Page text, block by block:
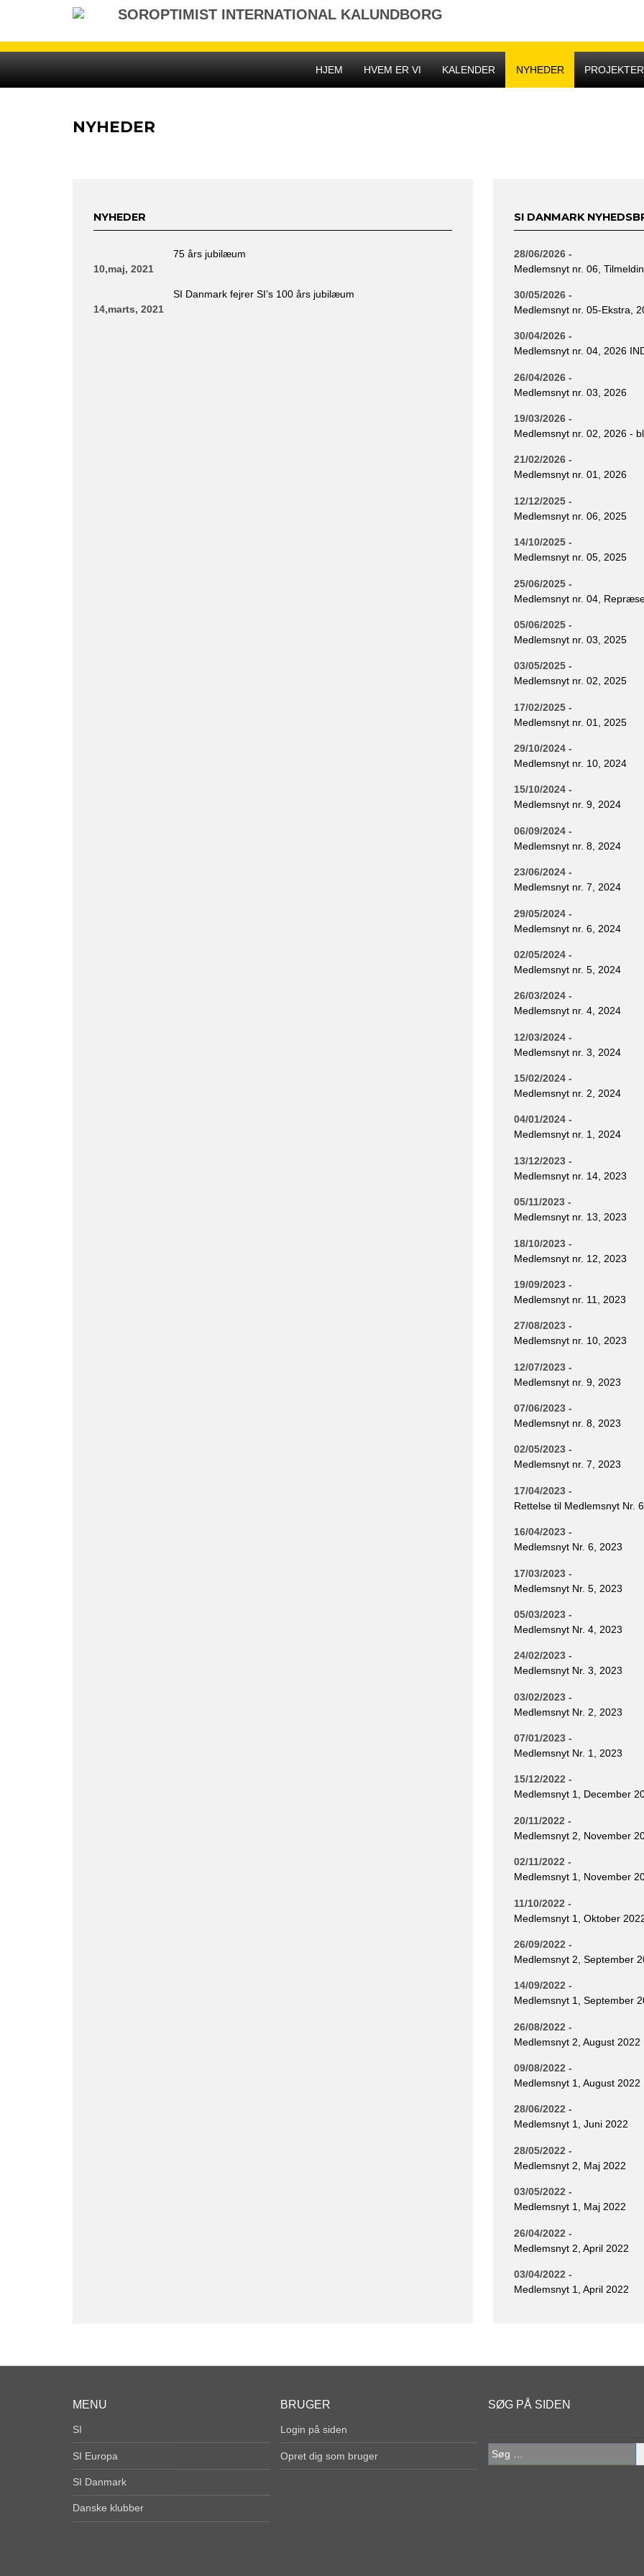
SOROPTIMIST INTERNATIONAL KALUNDBORG
HJEM
HVEM ER VI KALENDER NYHEDER PROJEKTER
NYHEDER
NYHEDER
75 års jubilæum
10,maj, 2021
SI Danmark fejrer SI’s 100 års jubilæum
14,marts, 2021
SI DANMARK
28/06/2026 -
Medlemsnyt nr. 06,
30/05/2026 -
Medlemsnyt nr. 05-Ekstra,
30/04/2026 -
Medlemsnyt nr. 04, 2026
26/04/2026 -
Medlemsnyt nr. 03, 2026
19/03/2026 -
Medlemsnyt nr. 02, 2026 -
21/02/2026 -
Medlemsnyt nr. 01, 2026
12/12/2025 -
Medlemsnyt nr. 06, 2025
14/10/2025 -
Medlemsnyt nr. 05, 2025
25/06/2025 -
Medlemsnyt nr. 04,
05/06/2025 -
Medlemsnyt nr. 03, 2025
03/05/2025 -
Medlemsnyt nr. 02, 2025
17/02/2025 -
Medlemsnyt nr. 01, 2025
29/10/2024 -
Medlemsnyt nr. 10, 2024
15/10/2024 -
Medlemsnyt nr. 9, 2024
06/09/2024 -
Medlemsnyt nr. 8, 2024
23/06/2024 -
Medlemsnyt nr. 7, 2024
29/05/2024 -
Medlemsnyt nr. 6, 2024
02/05/2024 -
Medlemsnyt nr. 5, 2024
26/03/2024 -
Medlemsnyt nr. 4, 2024
12/03/2024 -
Medlemsnyt nr. 3, 2024
15/02/2024 -
Medlemsnyt nr. 2, 2024
04/01/2024 -
Medlemsnyt nr. 1, 2024
13/12/2023 -
Medlemsnyt nr. 14, 2023
05/11/2023 -
Medlemsnyt nr. 13, 2023
18/10/2023 -
Medlemsnyt nr. 12, 2023
19/09/2023 -
Medlemsnyt nr. 11, 2023
27/08/2023 -
Medlemsnyt nr. 10, 2023
12/07/2023 -
Medlemsnyt nr. 9, 2023
07/06/2023 -
Medlemsnyt nr. 8, 2023
02/05/2023 -
Medlemsnyt nr. 7, 2023
17/04/2023 -
Rettelse til Medlemsnyt Nr.
16/04/2023 -
Medlemsnyt Nr. 6, 2023
17/03/2023 -
Medlemsnyt Nr. 5, 2023
05/03/2023 -
Medlemsnyt Nr. 4, 2023
24/02/2023 -
Medlemsnyt Nr. 3, 2023
03/02/2023 -
Medlemsnyt Nr. 2, 2023
07/01/2023 -
Medlemsnyt Nr. 1, 2023
15/12/2022 -
Medlemsnyt 1, December
20/11/2022 -
Medlemsnyt 2, November
02/11/2022 -
Medlemsnyt 1, November
11/10/2022 -
Medlemsnyt 1, Oktober
26/09/2022 -
Medlemsnyt 2, September
14/09/2022 -
Medlemsnyt 1, September
26/08/2022 -
Medlemsnyt 2, August 2022
09/08/2022 -
Medlemsnyt 1, August 2022
28/06/2022 -
Medlemsnyt 1, Juni 2022
28/05/2022 -
Medlemsnyt 2, Maj 2022
03/05/2022 -
Medlemsnyt 1, Maj 2022
26/04/2022 -
Medlemsnyt 2, April 2022
03/04/2022 -
Medlemsnyt 1, April 2022
MENU
SI
SI Europa
SI Danmark
Danske klubber
BRUGER
Login på siden
Opret dig som bruger
SØG PÅ SIDEN
Søg
efter: